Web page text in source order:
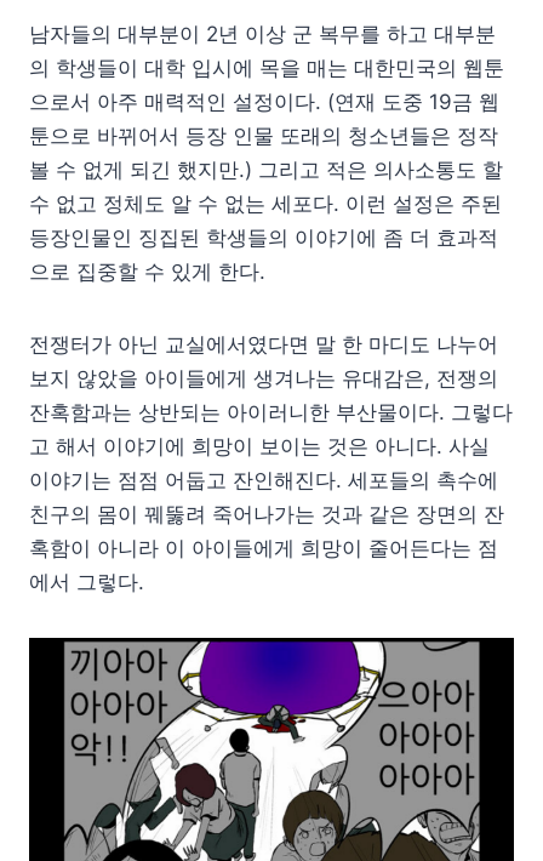
남자들의 대부분이 2년 이상 군 복무를 하고 대부분
의 학생들이 대학 입시에 목을 매는 대한민국의 웹툰
으로서 아주 매력적인 설정이다. (연재 도중 19금 웹
툰으로 바뀌어서 등장 인물 또래의 청소년들은 정작
볼 수 없게 되긴 했지만.) 그리고 적은 의사소통도 할
수 없고 정체도 알 수 없는 세포다. 이런 설정은 주된
등장인물인 징집된 학생들의 이야기에 좀 더 효과적
으로 집중할 수 있게 한다.
전쟁터가 아닌 교실에서였다면 말 한 마디도 나누어
보지 않았을 아이들에게 생겨나는 유대감은, 전쟁의
잔혹함과는 상반되는 아이러니한 부산물이다. 그렇다
고 해서 이야기에 희망이 보이는 것은 아니다. 사실
이야기는 점점 어둡고 잔인해진다. 세포들의 촉수에
친구의 몸이 꿰뚫려 죽어나가는 것과 같은 장면의 잔
혹함이 아니라 이 아이들에게 희망이 줄어든다는 점
에서 그렇다.